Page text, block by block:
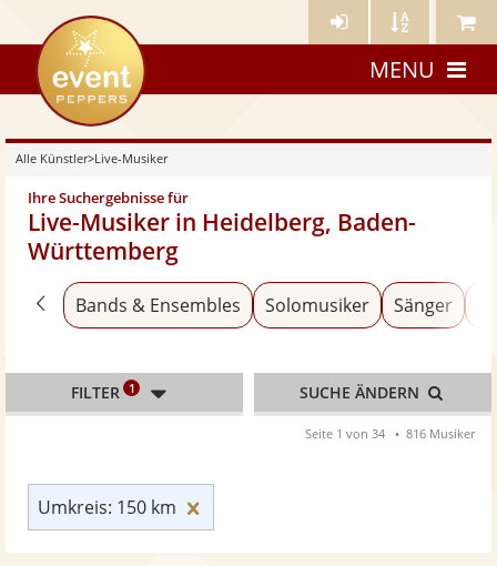
Künstler- Künstler Meine
eventpeppers
MENU
Alle Künstler>Live-Musiker
Ihre Suchergebnisse für
Live-Musiker in Heidelberg, Baden-
Württemberg
Zurück zu «Alle Künstler»
Bands & Ensembles Solomusiker Sänger
Umkreis: 150 km
FILTER 1 SUCHE ÄNDERN
Seite 1 von 34 816 Musiker